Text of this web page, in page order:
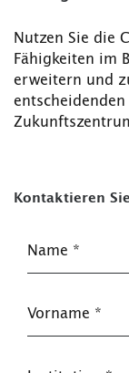
Nutzen Sie die
Fähigkeiten im
erweitern und
Kontaktieren
Name *
Vorname *